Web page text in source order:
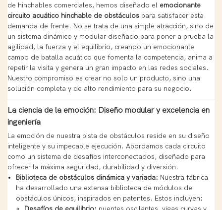
de hinchables comerciales, hemos diseñado el emocionante
circuito acuático hinchable de obstáculos para satisfacer esta
demanda de frente. No se trata de una simple atracción, sino de
un sistema dinámico y modular diseñado para poner a prueba la
agilidad, la fuerza y ​​el equilibrio, creando un emocionante
campo de batalla acuático que fomenta la competencia, anima a
repetir la visita y genera un gran impacto en las redes sociales.
Nuestro compromiso es crear no solo un producto, sino una
solución completa y de alto rendimiento para su negocio.
La ciencia de la emoción: Diseño modular y excelencia en
ingeniería
La emoción de nuestra pista de obstáculos reside en su diseño
inteligente y su impecable ejecución. Abordamos cada circuito
como un sistema de desafíos interconectados, diseñado para
ofrecer la máxima seguridad, durabilidad y diversión.
Biblioteca de obstáculos dinámica y variada: Nuestra fábrica
ha desarrollado una extensa biblioteca de módulos de
obstáculos únicos, inspirados en patentes. Estos incluyen: